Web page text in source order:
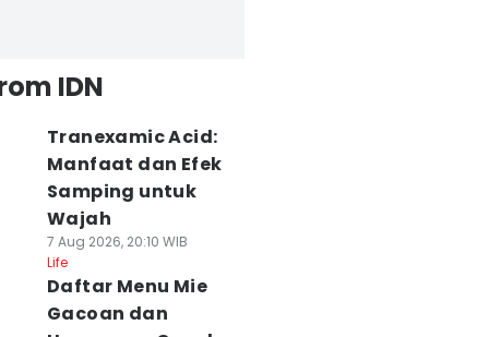
IDN
Tranexamic Acid:
Manfaat dan Efek
Samping untuk
Wajah
7 Aug 2026, 20:10 WIB
Life
Daftar Menu Mie
Gacoan dan